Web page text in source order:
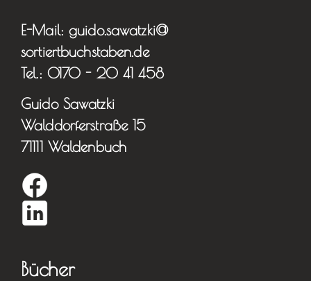
E-Mail: guido.sawatzki@
sortiertbuchstaben.de
Tel.: 0170 - 20 41 458
Guido Sawatzki
Walddorferstraße 15
71111 Waldenbuch
Bücher